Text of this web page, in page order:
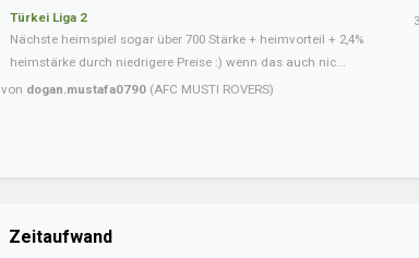
Türkei Liga 2
Nächste heimspiel sogar über 700 Stärke + heimvorteil + 2,4%
heimstärke durch niedrigere Preise :) wenn das auch nic...
von dogan.mustafa0790 (AFC MUSTI ROVERS)
Zeitaufwand